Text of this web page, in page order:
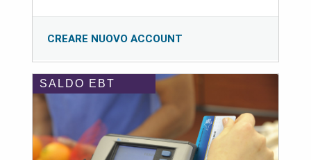
CREARE NUOVO ACCOUNT
SALDO EBT